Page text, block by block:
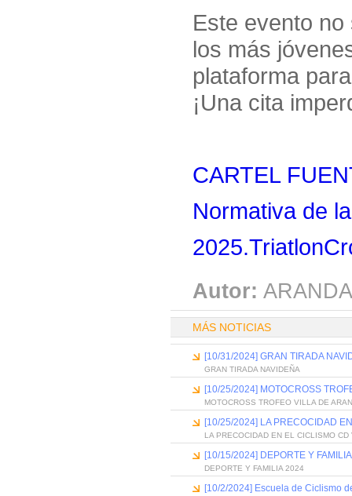
Este evento
los más
plataforma
¡Una cita
CARTEL
Normativa de
Autor:
MÁS NOTICIAS
[10/31/2024] GRAN TIRADA
GRAN TIRADA NAVIDEÑA
[10/25/2024] MOTOCROSS
MOTOCROSS TROFEO VILLA DE
[10/25/2024] LA PRECOCIDAD
LA PRECOCIDAD EN EL CICLISMO CD
[10/15/2024] DEPORTE Y
DEPORTE Y FAMILIA 2024
[10/2/2024] Escuela de Ciclismo